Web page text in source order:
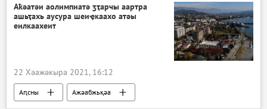
Аҟәатәи аолимпиатә ӡҭарчы аартра
ашьҭахь аусура шеиҿкаахо атәы
еилкаахеит
22 Хәажәкыра 2021, 16:12
Аԥсны Ажәабжьқәа